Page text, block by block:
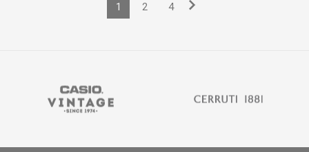
1 2 4